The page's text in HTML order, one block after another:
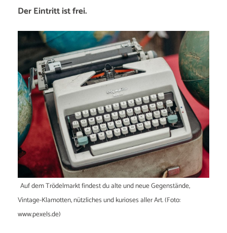
Der Eintritt ist frei.
Auf dem Trödelmarkt findest du alte und neue Gegenstände,
Vintage-Klamotten, nützliches und kurioses aller Art. (Foto:
www.pexels.de)